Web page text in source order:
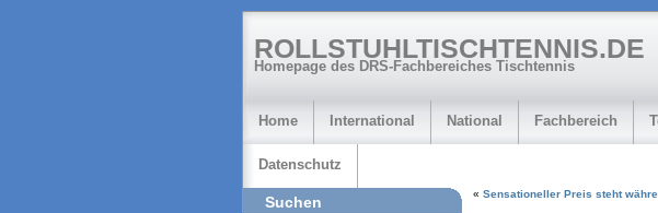
ROLLSTUHLTISCHTENNIS.DE
Homepage des DRS-Fachbereiches Tischtennis
Home International National Fachbereich
Datenschutz
« Sensationeller Preis steht
Suchen